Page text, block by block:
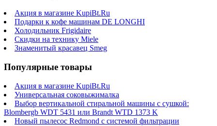
Акция в магазине KupiBt.Ru
Подарки к кофе машинам DE LONGHI
Холодильник Frigidaire
Скидки на технику Miele
Знаменитый красавец Smeg
Популярные товары
Акция в магазине KupiBt.Ru
Универсальная соковыжималка
Выбор вертикальной стиральной машины с сушкой:
Blombergb WDT 5431 или Brandt WTD 1373 K
Новый пылесос Redmond с системой фильтрации